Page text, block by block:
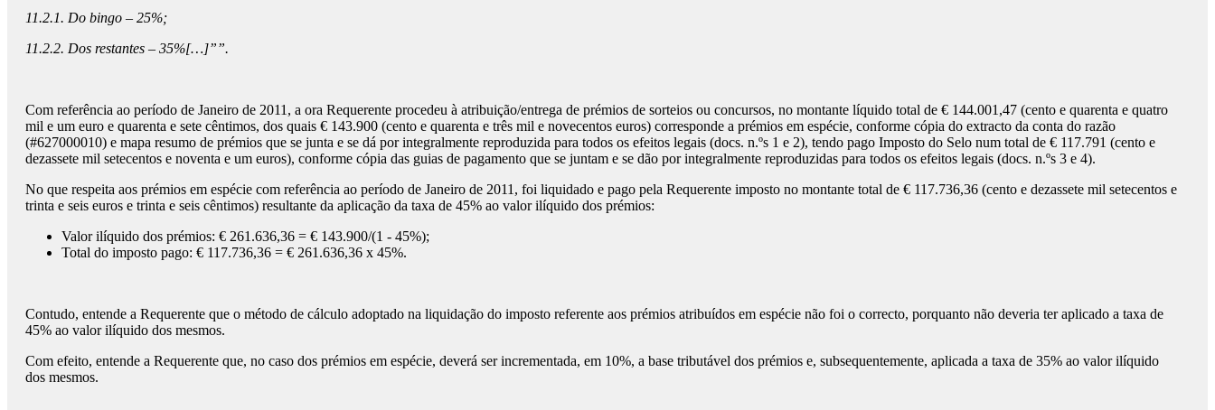
11.2.1. Do bingo – 25%;
11.2.2. Dos restantes – 35%[…]””.
Com referência ao período de Janeiro de 2011, a ora Requerente procedeu à atribuição/entrega de prémios de sorteios ou concursos, no montante líquido total de € 144.001,47 (cento e quarenta e quatro
mil e um euro e quarenta e sete cêntimos, dos quais € 143.900 (cento e quarenta e três mil e novecentos euros) corresponde a prémios em espécie, conforme cópia do extracto da conta do razão
(#627000010) e mapa resumo de prémios que se junta e se dá por integralmente reproduzida para todos os efeitos legais (docs. n.ºs 1 e 2), tendo pago Imposto do Selo num total de € 117.791 (cento e
dezassete mil setecentos e noventa e um euros), conforme cópia das guias de pagamento que se juntam e se dão por integralmente reproduzidas para todos os efeitos legais (docs. n.ºs 3 e 4).
No que respeita aos prémios em espécie com referência ao período de Janeiro de 2011, foi liquidado e pago pela Requerente imposto no montante total de € 117.736,36 (cento e dezassete mil setecentos e
trinta e seis euros e trinta e seis cêntimos) resultante da aplicação da taxa de 45% ao valor ilíquido dos prémios:
Valor ilíquido dos prémios: € 261.636,36 = € 143.900/(1 - 45%);
Total do imposto pago: € 117.736,36 = € 261.636,36 x 45%.
Contudo, entende a Requerente que o método de cálculo adoptado na liquidação do imposto referente aos prémios atribuídos em espécie não foi o correcto, porquanto não deveria ter aplicado a taxa de
45% ao valor ilíquido dos mesmos.
Com efeito, entende a Requerente que, no caso dos prémios em espécie, deverá ser incrementada, em 10%, a base tributável dos prémios e, subsequentemente, aplicada a taxa de 35% ao valor ilíquido
dos mesmos.